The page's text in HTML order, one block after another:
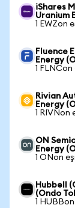
iShares
Uranium
1 EWZon
Fluence
Energy
1 FLNCon
Rivian
Energy
1 RIVNon
ON
Energy
1 ONon
Hubbell
(Ondo
1